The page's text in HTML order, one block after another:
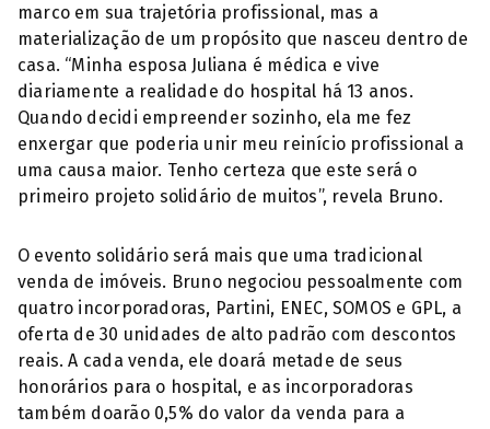
marco em sua trajetória profissional, mas a
materialização de um propósito que nasceu dentro de
casa. “Minha esposa Juliana é médica e vive
diariamente a realidade do hospital há 13 anos.
Quando decidi empreender sozinho, ela me fez
enxergar que poderia unir meu reinício profissional a
uma causa maior. Tenho certeza que este será o
primeiro projeto solidário de muitos”, revela Bruno.
O evento solidário será mais que uma tradicional
venda de imóveis. Bruno negociou pessoalmente com
quatro incorporadoras, Partini, ENEC, SOMOS e GPL, a
oferta de 30 unidades de alto padrão com descontos
reais. A cada venda, ele doará metade de seus
honorários para o hospital, e as incorporadoras
também doarão 0,5% do valor da venda para a